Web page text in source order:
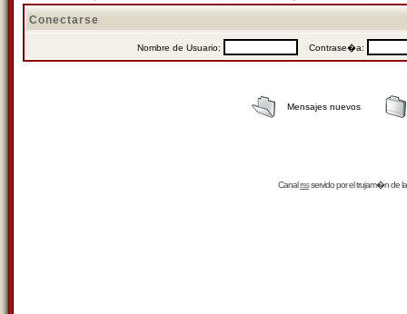
Conectarse
Nombre de Usuario: Contrase�a:
Mensajes nuevos
Canalrssservido por eltrujam�nde